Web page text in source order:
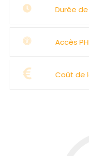
Durée
Accès
Coût de